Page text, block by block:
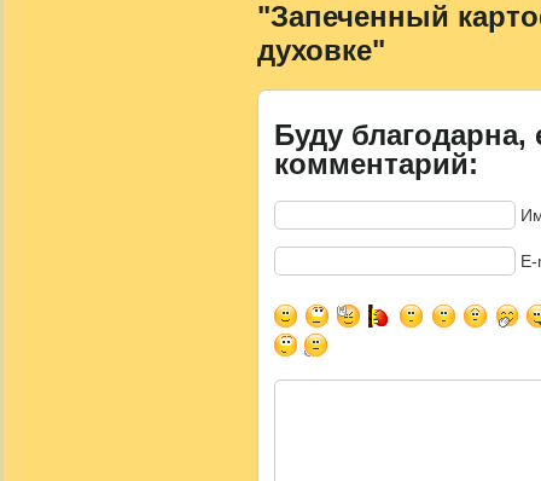
"Запеченный
духовке"
Буду благодарна,
комментарий: